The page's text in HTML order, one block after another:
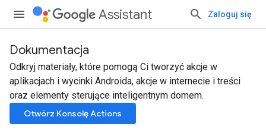
Assistant Zaloguj się
Dokumentacja
Odkryj materiały, które pomogą Ci tworzyć akcje w
aplikacjach i wycinki Androida, akcje w internecie i treści
oraz elementy sterujące inteligentnym domem.
Otwórz Konsolę Actions